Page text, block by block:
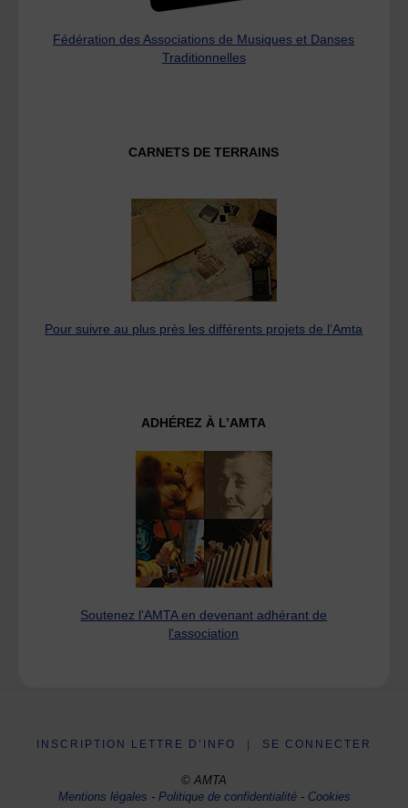
Fédération des Associations de Musiques et Danses
Traditionnelles
CARNETS DE TERRAINS
Pour suivre au plus près les différents projets de l’Amta
ADHÉREZ À L’AMTA
Soutenez l'AMTA en devenant adhérant de
l'association
INSCRIPTION LETTRE D’INFO SE CONNECTER
© AMTA
Mentions légales -Politique de confidentialité- Cookies